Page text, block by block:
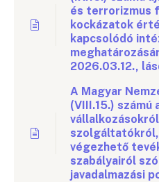
és terrorizmus
kockázatok
kapcsolódó
2026.03.12.,
A Magyar
(VIII.15.)
végezhető
szabályairól
javadalmazási